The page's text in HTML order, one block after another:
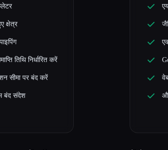
क्षेत्र
तिथि निर्धारित करें
सीमा पर बंद करें
बंद संदेश